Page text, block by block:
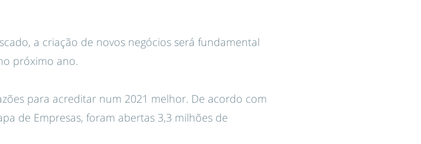
a criação de novos negócios será fundamental
próximo ano.
para acreditar num 2021 melhor. De acordo com
de Empresas, foram abertas 3,3 milhões de